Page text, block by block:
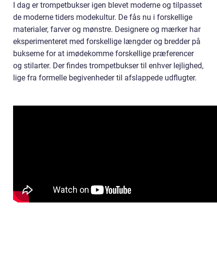
I dag er trompetbukser igen blevet moderne og tilpasset
de moderne tiders modekultur. De fås nu i forskellige
materialer, farver og mønstre. Designere og mærker har
eksperimenteret med forskellige længder og bredder på
bukserne for at imødekomme forskellige præferencer
og stilarter. Der findes trompetbukser til enhver lejlighed,
lige fra formelle begivenheder til afslappede udflugter.